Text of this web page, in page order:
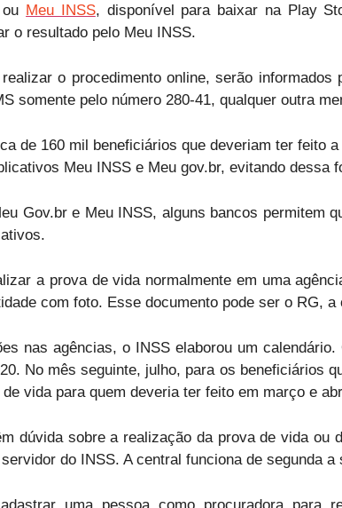
Meu INSS, disponível para baixar na Play
o resultado pelo Meu INSS.
o procedimento online, serão
somente pelo número 280-41, qualquer outra
de 160 mil beneficiários que deveriam ter feito
Meu INSS e Meu gov.br, evitando dessa
Gov.br e Meu INSS, alguns bancos permitem
a prova de vida normalmente em uma
com foto. Esse documento pode ser o RG,
nas agências, o INSS elaborou um
No mês seguinte, julho, para os beneficiários
vida para quem deveria ter feito em março e
dúvida sobre a realização da prova de vida ou
do INSS. A central funciona de segunda a
uma pessoa como procuradora para